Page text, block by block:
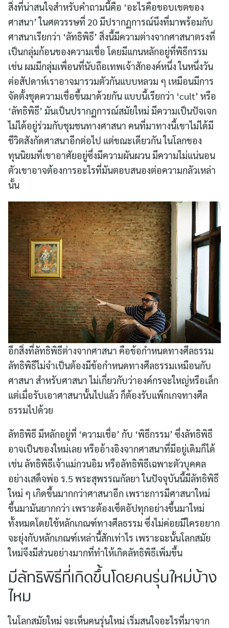
สิ่งที่น่าสนใจสำหรับคำถามนี้คือ ‘อะไรคือขอบเขตของ
ศาสนา’ ในศตวรรษที่ 20 มีปรากฏการณ์นึงที่มาพร้อมกับ
ศาสนาเรียกว่า ‘ลัทธิพิธี’ สิ่งนี้มีความต่างจากศาสนาตรงที่
เป็นกลุ่มก้อนของความเชื่อ โดยมีแกนหลักอยู่ที่พิธีกรรม
เช่น ผมมีกลุ่มเพื่อนที่นับถือเทพเจ้าสักองค์หนึ่ง ในหนึ่งวัน
ต่อสัปดาห์เราอาจมารวมตัวกันแบบหลวม ๆ เหมือนมีการ
จัดตั้งชุดความเชื่อขึ้นมาด้วยกัน แบบนี้เรียกว่า ‘cult’ หรือ
‘ลัทธิพิธี’ มันเป็นปรากฏการณ์สมัยใหม่ มีความเป็นปัจเจก
ไม่ได้อยู่ร่วมกับชุมชนทางศาสนา คนที่มาทางนี้เขาไม่ได้มี
ชีวิตสังกัดศาสนาอีกต่อไป แต่ขณะเดียวกัน ในโลกของ
ทุนนิยมที่เขาอาศัยอยู่ซึ่งมีความผันผวน มีความไม่แน่นอน
ตัวเขาอาจต้องการอะไรที่มันตอบสนองต่อความกลัวเหล่า
นั้น
อีกสิ่งที่ลัทธิพิธีต่างจากศาสนา คือข้อกำหนดทางศีลธรรม
ลัทธิพิธีไม่จำเป็นต้องมีข้อกำหนดทางศีลธรรมเหมือนกับ
ศาสนา สำหรับศาสนา ไม่เกี่ยวกับว่าองค์กรจะใหญ่หรือเล็ก
แต่เมื่อรับเอาศาสนานั้นไปแล้ว ก็ต้องรับแพ็กเกจทางศีล
ธรรมไปด้วย
ลัทธิพิธี มีหลักอยู่ที่ ‘ความเชื่อ’ กับ ‘พิธีกรรม’ ซึ่งลัทธิพิธี
อาจเป็นของใหม่เลย หรืออ้างอิงจากศาสนาที่มีอยู่เดิมก็ได้
เช่น ลัทธิพิธีเจ้าแม่กวนอิม หรือลัทธิพิธีเฉพาะตัวบุคคล
อย่างเสด็จพ่อ ร.5 พระสุพรรณกัลยา ในปัจจุบันนี้มีลัทธิพิธี
ใหม่ ๆ เกิดขึ้นมากกว่าศาสนาอีก เพราะการมีศาสนาใหม่
ขึ้นมามันยากกว่า เพราะต้องเซ็ตอัปทุกอย่างขึ้นมาใหม่
ทั้งหมดโดยใช้หลักเกณฑ์ทางศีลธรรม ซึ่งไม่ค่อยมีใครอยาก
จะยุ่งกับหลักเกณฑ์เหล่านี้สักเท่าไร เพราะฉะนั้นโลกสมัย
ใหม่จึงมีส่วนอย่างมากที่ทำให้เกิดลัทธิพิธีเพิ่มขึ้น
มีลัทธิพิธีที่เกิดขึ้นโดยคนรุ่นใหม่บ้าง
ไหม
ในโลกสมัยใหม่ จะเห็นคนรุ่นใหม่ เริ่มสนใจอะไรที่มาจาก